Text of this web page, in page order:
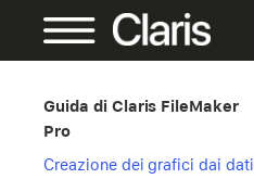
Guida di Claris FileMaker
Pro
Creazione dei grafici dai dati